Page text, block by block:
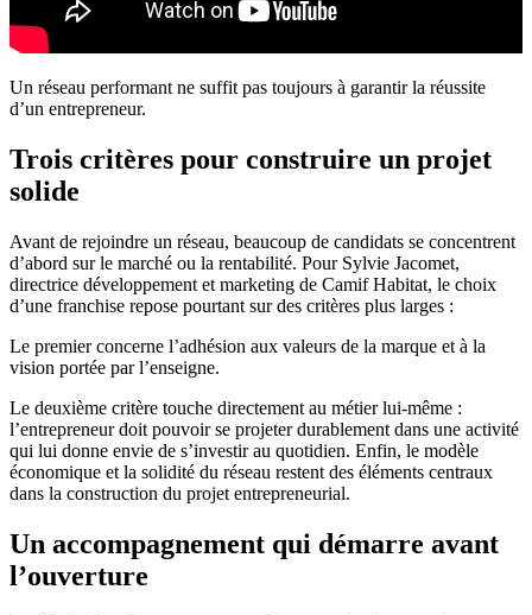
Un réseau performant ne suffit pas toujours à garantir la réussite
d’un entrepreneur.
Trois critères pour construire un projet
solide
Avant de rejoindre un réseau, beaucoup de candidats se concentrent
d’abord sur le marché ou la rentabilité. Pour Sylvie Jacomet,
directrice développement et marketing de Camif Habitat, le choix
d’une franchise repose pourtant sur des critères plus larges :
Le premier concerne l’adhésion aux valeurs de la marque et à la
vision portée par l’enseigne.
Le deuxième critère touche directement au métier lui-même :
l’entrepreneur doit pouvoir se projeter durablement dans une activité
qui lui donne envie de s’investir au quotidien. Enfin, le modèle
économique et la solidité du réseau restent des éléments centraux
dans la construction du projet entrepreneurial.
Un accompagnement qui démarre avant
l’ouverture